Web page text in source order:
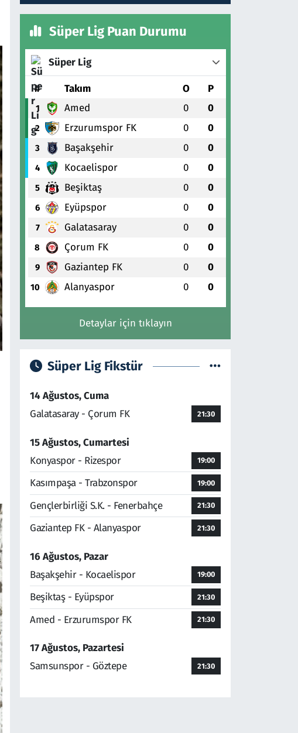
Süper Lig Puan Durumu
Süper Lig
# Takım O P
1 Amed 0 0
2 Erzurumspor FK 0 0
3 Başakşehir 0 0
4 Kocaelispor 0 0
5 Beşiktaş 0 0
6 Eyüpspor 0 0
7 Galatasaray 0 0
8 Çorum FK 0 0
9 Gaziantep FK 0 0
10 Alanyaspor 0 0
Detaylar için tıklayın
Süper Lig Fikstür
14 Ağustos, Cuma
Galatasaray - Çorum FK
21:30
15 Ağustos, Cumartesi
Konyaspor - Rizespor
19:00
Kasımpaşa - Trabzonspor 19:00
Gençlerbirliği S.K. - Fenerbahçe 21:30
Gaziantep FK - Alanyaspor 21:30
16 Ağustos, Pazar
Başakşehir - Kocaelispor
19:00
Beşiktaş - Eyüpspor 21:30
Amed - Erzurumspor FK 21:30
17 Ağustos, Pazartesi
Samsunspor - Göztepe
21:30